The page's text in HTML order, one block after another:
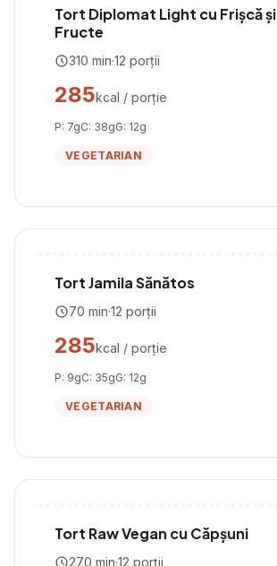
Tort Diplomat Light cu Frișcă și
Fructe
310 min·12 porții
285kcal / porție
P: 7gC: 38gG: 12g
VEGETARIAN
Tort Jamila Sănătos
70 min·12 porții
285kcal / porție
P: 9gC: 35gG: 12g
VEGETARIAN
Tort Raw Vegan cu Căpșuni
270 min·12 porții